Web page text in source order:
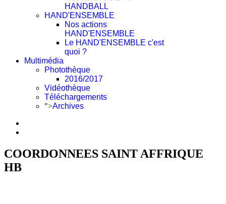
HANDBALL
HAND'ENSEMBLE
Nos actions
HAND'ENSEMBLE
Le HAND'ENSEMBLE c'est
quoi ?
Multimédia
Photothèque
2016/2017
Vidéothèque
Téléchargements
">Archives
COORDONNEES SAINT AFFRIQUE
HB